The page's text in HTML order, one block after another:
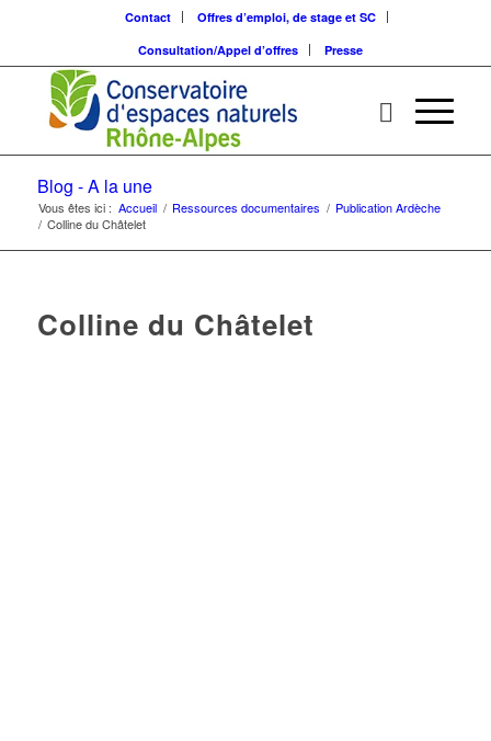
Contact
Offres d’emploi, de stage et SC
Consultation/Appel d’offres
Presse
Blog - A la une
Vous êtes ici : Accueil / Ressources documentaires / Publication Ardèche
/ Colline du Châtelet
Colline du Châtelet